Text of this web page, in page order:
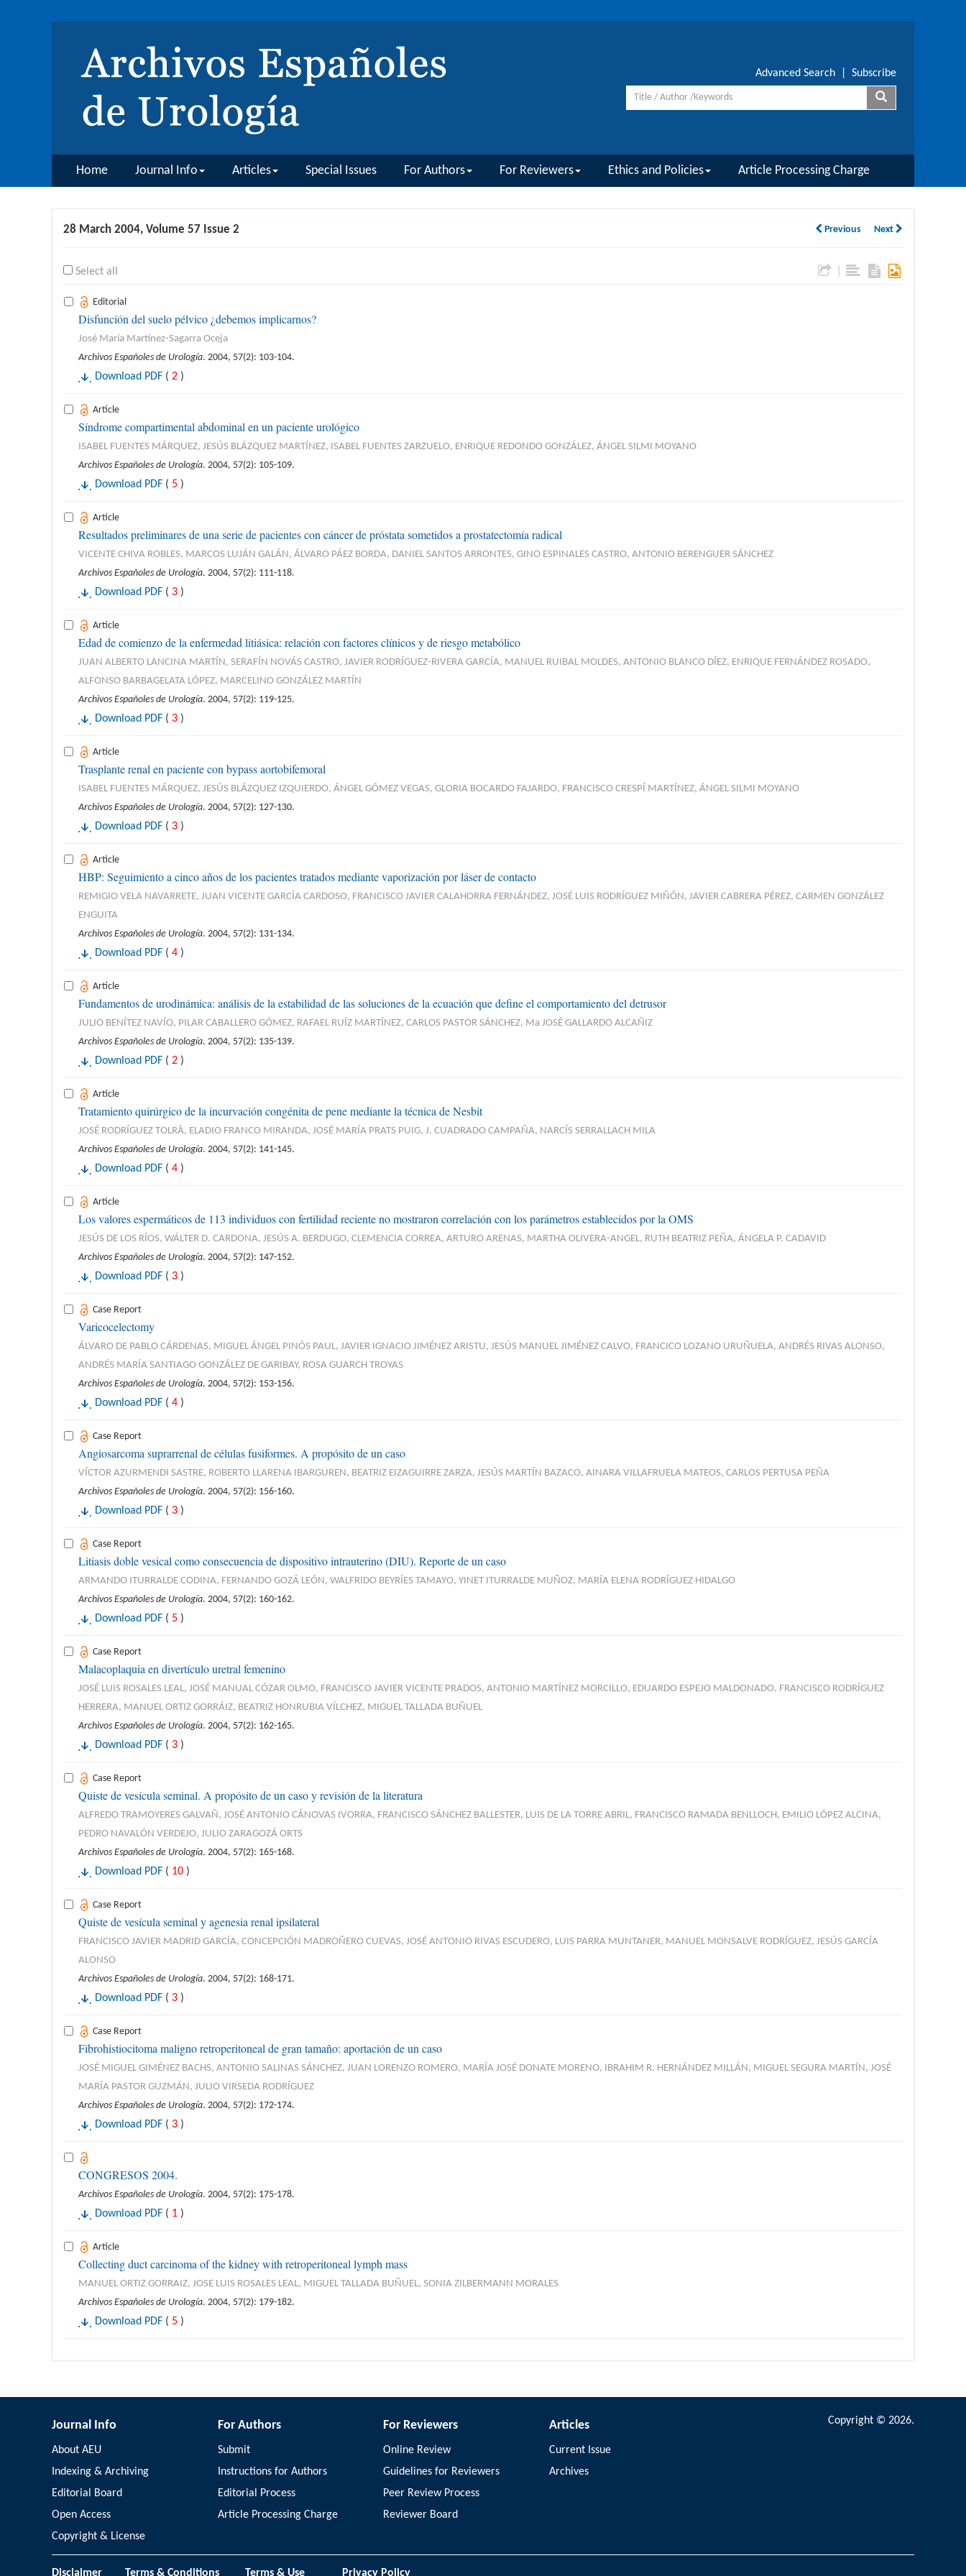
Advanced Search Subscribe
Home Journal Info Articles Special Issues For Authors For Reviewers Ethics and Policies Article Processing Charge
28 March 2004, Volume 57 Issue 2 Previous Next
Select all
Editorial
Disfunción del suelo pélvico ¿debemos implicarnos?
José María Martínez-Sagarra Oceja
Archivos Españoles de Urología. 2004, 57(2): 103-104.
Download PDF ( 2 )
Article
Síndrome compartimental abdominal en un paciente urológico
ISABEL FUENTES MÁRQUEZ, JESÚS BLÁZQUEZ MARTÍNEZ, ISABEL FUENTES ZARZUELO, ENRIQUE REDONDO GONZÁLEZ, ÁNGEL SILMI MOYANO
Archivos Españoles de Urología. 2004, 57(2): 105-109.
Download PDF ( 5 )
Article
Resultados preliminares de una serie de pacientes con cáncer de próstata sometidos a prostatectomía radical
VICENTE CHIVA ROBLES, MARCOS LUJÁN GALÁN, ÁLVARO PÁEZ BORDA, DANIEL SANTOS ARRONTES, GINO ESPINALES CASTRO, ANTONIO BERENGUER SÁNCHEZ
Archivos Españoles de Urología. 2004, 57(2): 111-118.
Download PDF ( 3 )
Article
Edad de comienzo de la enfermedad litiásica: relación con factores clínicos y de riesgo metabólico
JUAN ALBERTO LANCINA MARTÍN, SERAFÍN NOVÁS CASTRO, JAVIER RODRÍGUEZ-RIVERA GARCÍA, MANUEL RUIBAL MOLDES, ANTONIO BLANCO DÍEZ, ENRIQUE FERNÁNDEZ ROSADO,
ALFONSO BARBAGELATA LÓPEZ, MARCELINO GONZÁLEZ MARTÍN
Archivos Españoles de Urología. 2004, 57(2): 119-125.
Download PDF ( 3 )
Article
Trasplante renal en paciente con bypass aortobifemoral
ISABEL FUENTES MÁRQUEZ, JESÚS BLÁZQUEZ IZQUIERDO, ÁNGEL GÓMEZ VEGAS, GLORIA BOCARDO FAJARDO, FRANCISCO CRESPÍ MARTÍNEZ, ÁNGEL SILMI MOYANO
Archivos Españoles de Urología. 2004, 57(2): 127-130.
Download PDF ( 3 )
Article
HBP: Seguimiento a cinco años de los pacientes tratados mediante vaporización por láser de contacto
REMIGIO VELA NAVARRETE, JUAN VICENTE GARCÍA CARDOSO, FRANCISCO JAVIER CALAHORRA FERNÁNDEZ, JOSÉ LUIS RODRÍGUEZ MIÑÓN, JAVIER CABRERA PÉREZ, CARMEN GONZÁLEZ
ENGUITA
Archivos Españoles de Urología. 2004, 57(2): 131-134.
Download PDF ( 4 )
Article
Fundamentos de urodinámica: análisis de la estabilidad de las soluciones de la ecuación que define el comportamiento del detrusor
JULIO BENÍTEZ NAVÍO, PILAR CABALLERO GÓMEZ, RAFAEL RUÍZ MARTÍNEZ, CARLOS PASTOR SÁNCHEZ, Ma JOSÉ GALLARDO ALCAÑIZ
Archivos Españoles de Urología. 2004, 57(2): 135-139.
Download PDF ( 2 )
Article
Tratamiento quirúrgico de la incurvación congénita de pene mediante la técnica de Nesbit
JOSÉ RODRÍGUEZ TOLRÀ, ELADIO FRANCO MIRANDA, JOSÉ MARÍA PRATS PUIG, J. CUADRADO CAMPAÑA, NARCÍS SERRALLACH MILA
Archivos Españoles de Urología. 2004, 57(2): 141-145.
Download PDF ( 4 )
Article
Los valores espermáticos de 113 individuos con fertilidad reciente no mostraron correlación con los parámetros establecidos por la OMS
JESÚS DE LOS RÍOS, WÁLTER D. CARDONA, JESÚS A. BERDUGO, CLEMENCIA CORREA, ARTURO ARENAS, MARTHA OLIVERA-ANGEL, RUTH BEATRIZ PEÑA, ÁNGELA P. CADAVID
Archivos Españoles de Urología. 2004, 57(2): 147-152.
Download PDF ( 3 )
Case Report
Varicocelectomy
ÁLVARO DE PABLO CÁRDENAS, MIGUEL ÁNGEL PINÓS PAUL, JAVIER IGNACIO JIMÉNEZ ARISTU, JESÚS MANUEL JIMÉNEZ CALVO, FRANCICO LOZANO URUÑUELA, ANDRÉS RIVAS ALONSO,
ANDRÉS MARÍA SANTIAGO GONZÁLEZ DE GARIBAY, ROSA GUARCH TROYAS
Archivos Españoles de Urología. 2004, 57(2): 153-156.
Download PDF ( 4 )
Case Report
Angiosarcoma suprarrenal de células fusiformes. A propósito de un caso
VÍCTOR AZURMENDI SASTRE, ROBERTO LLARENA IBARGUREN, BEATRIZ EIZAGUIRRE ZARZA, JESÚS MARTÍN BAZACO, AINARA VILLAFRUELA MATEOS, CARLOS PERTUSA PEÑA
Archivos Españoles de Urología. 2004, 57(2): 156-160.
Download PDF ( 3 )
Case Report
Litiasis doble vesical como consecuencia de dispositivo intrauterino (DIU). Reporte de un caso
ARMANDO ITURRALDE CODINA, FERNANDO GOZÁ LEÓN, WALFRIDO BEYRÍES TAMAYO, YINET ITURRALDE MUÑOZ, MARÍA ELENA RODRÍGUEZ HIDALGO
Archivos Españoles de Urología. 2004, 57(2): 160-162.
Download PDF ( 5 )
Case Report
Malacoplaquia en divertículo uretral femenino
JOSÉ LUIS ROSALES LEAL, JOSÉ MANUAL CÓZAR OLMO, FRANCISCO JAVIER VICENTE PRADOS, ANTONIO MARTÍNEZ MORCILLO, EDUARDO ESPEJO MALDONADO, FRANCISCO RODRÍGUEZ
HERRERA, MANUEL ORTIZ GORRÁIZ, BEATRIZ HONRUBIA VÍLCHEZ, MIGUEL TALLADA BUÑUEL
Archivos Españoles de Urología. 2004, 57(2): 162-165.
Download PDF ( 3 )
Case Report
Quiste de vesícula seminal. A propósito de un caso y revisión de la literatura
ALFREDO TRAMOYERES GALVAÑ, JOSÉ ANTONIO CÁNOVAS IVORRA, FRANCISCO SÁNCHEZ BALLESTER, LUIS DE LA TORRE ABRIL, FRANCISCO RAMADA BENLLOCH, EMILIO LÓPEZ ALCINA,
PEDRO NAVALÓN VERDEJO, JULIO ZARAGOZÁ ORTS
Archivos Españoles de Urología. 2004, 57(2): 165-168.
Download PDF ( 10 )
Case Report
Quiste de vesícula seminal y agenesia renal ipsilateral
FRANCISCO JAVIER MADRID GARCÍA, CONCEPCIÓN MADROÑERO CUEVAS, JOSÉ ANTONIO RIVAS ESCUDERO, LUIS PARRA MUNTANER, MANUEL MONSALVE RODRÍGUEZ, JESÚS GARCÍA
ALONSO
Archivos Españoles de Urología. 2004, 57(2): 168-171.
Download PDF ( 3 )
Case Report
Fibrohistiocitoma maligno retroperitoneal de gran tamaño: aportación de un caso
JOSÉ MIGUEL GIMÉNEZ BACHS, ANTONIO SALINAS SÁNCHEZ, JUAN LORENZO ROMERO, MARÍA JOSÉ DONATE MORENO, IBRAHIM R. HERNÁNDEZ MILLÁN, MIGUEL SEGURA MARTÍN, JOSÉ
MARÍA PASTOR GUZMÁN, JULIO VIRSEDA RODRÍGUEZ
Archivos Españoles de Urología. 2004, 57(2): 172-174.
Download PDF ( 3 )
CONGRESOS 2004.
Archivos Españoles de Urología. 2004, 57(2): 175-178.
Download PDF ( 1 )
Article
Collecting duct carcinoma of the kidney with retroperitoneal lymph mass
MANUEL ORTIZ GORRAIZ, JOSE LUIS ROSALES LEAL, MIGUEL TALLADA BUÑUEL, SONIA ZILBERMANN MORALES
Archivos Españoles de Urología. 2004, 57(2): 179-182.
Download PDF ( 5 )
Journal Info
About AEU
Indexing & Archiving
Editorial Board
Open Access
Copyright & License
For Authors
Submit
Instructions for Authors
Editorial Process
Article Processing Charge
For Reviewers
Online Review
Guidelines for Reviewers
Peer Review Process
Reviewer Board
Articles
Current Issue
Archives
Copyright © 2026.
Disclaimer Terms & Conditions Terms & Use Privacy Policy